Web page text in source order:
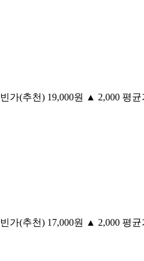
가(추천) 19,000원 ▲ 2,000 평
가(추천) 17,000원 ▲ 2,000 평